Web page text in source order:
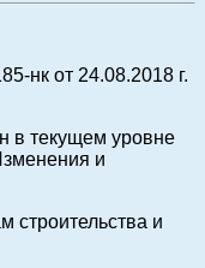
нк от 24.08.2018 г.
в текущем уровне
и
строительства и